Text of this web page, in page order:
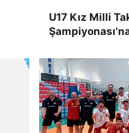
U17 Kız Milli